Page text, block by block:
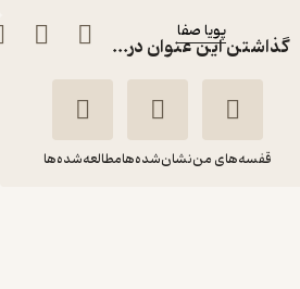
پویا صفا
گذاشتن این عنوان در...
قفسه‌های مننشان‌شده‌هامطالعه‌شده‌ها